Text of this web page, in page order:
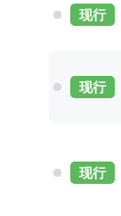
现行
现行
现行